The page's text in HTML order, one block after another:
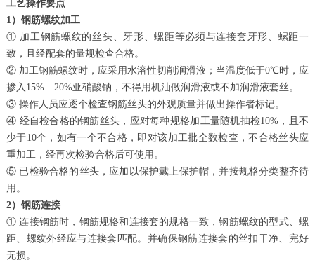
工艺操作要点
1）钢筋螺纹加工
① 加工钢筋螺纹的丝头、牙形、螺距等必须与连接套牙形、螺距一
致，且经配套的量规检查合格。
② 加工钢筋螺纹时，应采用水溶性切削润滑液；当温度低于0℃时，应
掺入15%—20%亚硝酸钠，不得用机油做润滑液或不加润滑液套丝。
③ 操作人员应逐个检查钢筋丝头的外观质量并做出操作者标记。
④ 经自检合格的钢筋丝头，应对每种规格加工量随机抽检10%，且不
少于10个，如有一个不合格，即对该加工批全数检查，不合格丝头应
重加工，经再次检验合格后可使用。
⑤ 已检验合格的丝头，应加以保护戴上保护帽，并按规格分类整齐待
用。
2）钢筋连接
① 连接钢筋时，钢筋规格和连接套的规格一致，钢筋螺纹的型式、螺
距、螺纹外经应与连接套匹配。并确保钢筋连接套的丝扣干净、完好
无损。